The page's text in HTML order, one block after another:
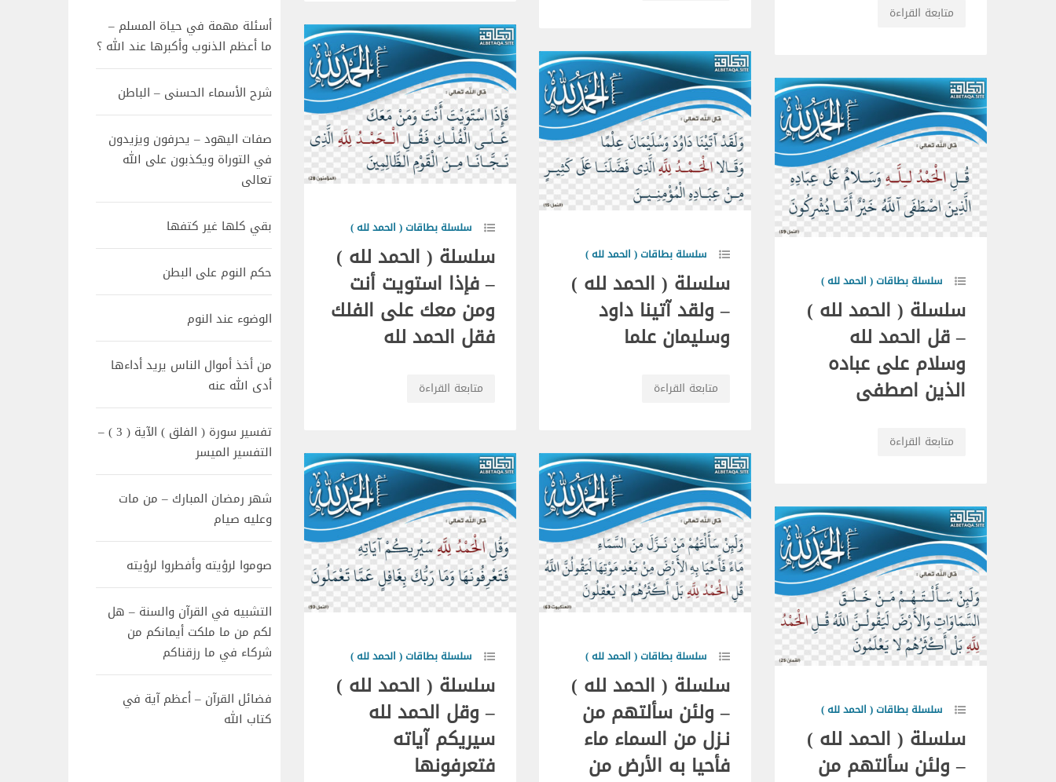
متابعة القراءة
سلسلة بطاقات ( الحمد لله )
سلسلة ( الحمد لله )
– فإذا استويت أنت
ومن معك على الفلك
فقل الحمد لله
متابعة القراءة
سلسلة بطاقات ( الحمد لله )
سلسلة ( الحمد لله )
– ولقد آتينا داود
وسليمان علما
متابعة القراءة
سلسلة بطاقات ( الحمد لله )
سلسلة ( الحمد لله )
– قل الحمد لله
وسلام على عباده
الذين اصطفى
متابعة القراءة
سلسلة بطاقات ( الحمد لله )
سلسلة ( الحمد لله )
– وقل الحمد لله
سيريكم آياته
فتعرفونها
سلسلة بطاقات ( الحمد لله )
سلسلة ( الحمد لله )
– ولئن سألتهم من
نـزل من السماء ماء
فأحيا به الأرض من
سلسلة بطاقات ( الحمد لله )
سلسلة ( الحمد لله )
– ولئن سألتهم من
أسئلة مهمة في حياة المسلم –
ما أعظم الذنوب وأكبرها عند الله ؟
شرح الأسماء الحسنى – الباطن
صفات اليهود – يحرفون ويزيدون
في التوراة ويكذبون على الله
تعالى
بقي كلها غير كتفها
حكم النوم على البطن
الوضوء عند النوم
من أخذ أموال الناس يريد أداءها
أدى الله عنه
تفسير سورة ( الفلق ) الآية ( 3 ) –
التفسير الميسر
شهر رمضان المبارك – من مات
وعليه صيام
صوموا لرؤيته وأفطروا لرؤيته
التشبيه في القرآن والسنة – هل
لكم من ما ملكت أيمانكم من
شركاء في ما رزقناكم
فضائل القرآن – أعظم آية في
كتاب الله